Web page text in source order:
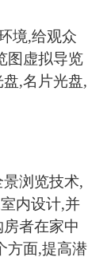
境,给观众
图虚拟导览
,名片光盘,
浏览技术,
内设计,并
者在家中
方面,提高潜